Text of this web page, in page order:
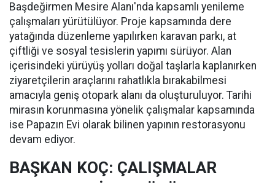
Başdeğirmen Mesire Alanı'nda kapsamlı yenileme
çalışmaları yürütülüyor. Proje kapsamında dere
yatağında düzenleme yapılırken karavan parkı, at
çiftliği ve sosyal tesislerin yapımı sürüyor. Alan
içerisindeki yürüyüş yolları doğal taşlarla kaplanırken
ziyaretçilerin araçlarını rahatlıkla bırakabilmesi
amacıyla geniş otopark alanı da oluşturuluyor. Tarihi
mirasın korunmasına yönelik çalışmalar kapsamında
ise Papazın Evi olarak bilinen yapının restorasyonu
devam ediyor.
BAŞKAN KOÇ: ÇALIŞMALAR